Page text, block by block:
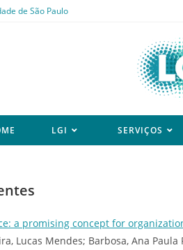
de São Paulo
LGI SERVIÇOS
a promising concept for
Lucas Mendes; Barbosa, Ana Paula